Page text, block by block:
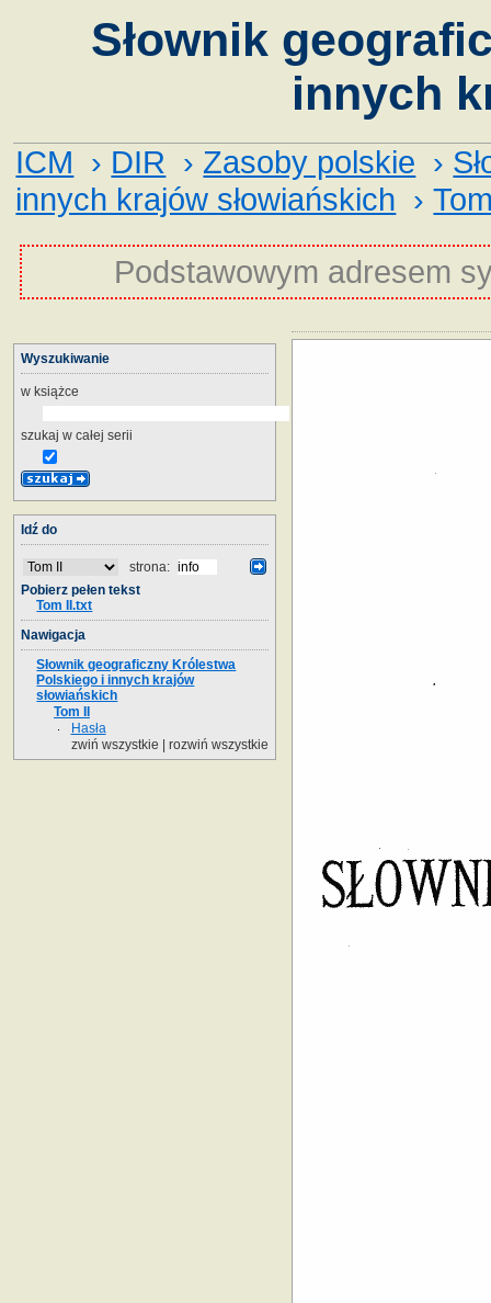
Słownik
innych
ICM › DIR › Zasoby polskie ›
innych krajów słowiańskich ›
Podstawowym adresem
Wyszukiwanie
w książce
szukaj w całej serii
Idź do
strona:
Pobierz pełen tekst
Tom II.txt
Nawigacja
Słownik geograficzny Królestwa
Polskiego i innych krajów
słowiańskich
Tom II
Hasła
zwiń wszystkie
rozwiń wszystkie